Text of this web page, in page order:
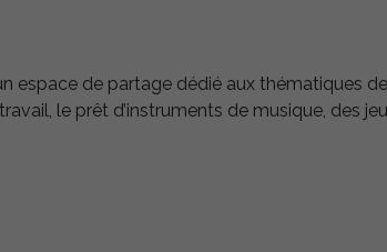
espace de partage dédié aux thématiques
le prêt d’instruments de musique, des